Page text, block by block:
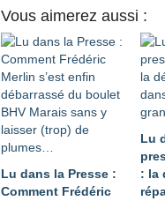
Vous aimerez aussi :
Lu dans la Presse :
Comment Frédéric
Lu
: la